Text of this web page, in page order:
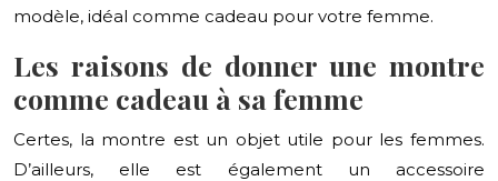
modèle, idéal comme cadeau pour votre femme.
Les raisons de donner une montre
comme cadeau à sa femme
Certes, la montre est un objet utile pour les femmes.
D’ailleurs, elle est également un accessoire